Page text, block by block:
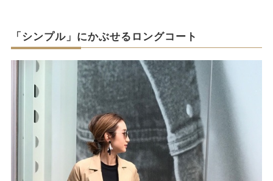
「シンプル」にかぶせるロングコート